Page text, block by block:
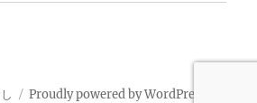
Proudly powered by WordPress